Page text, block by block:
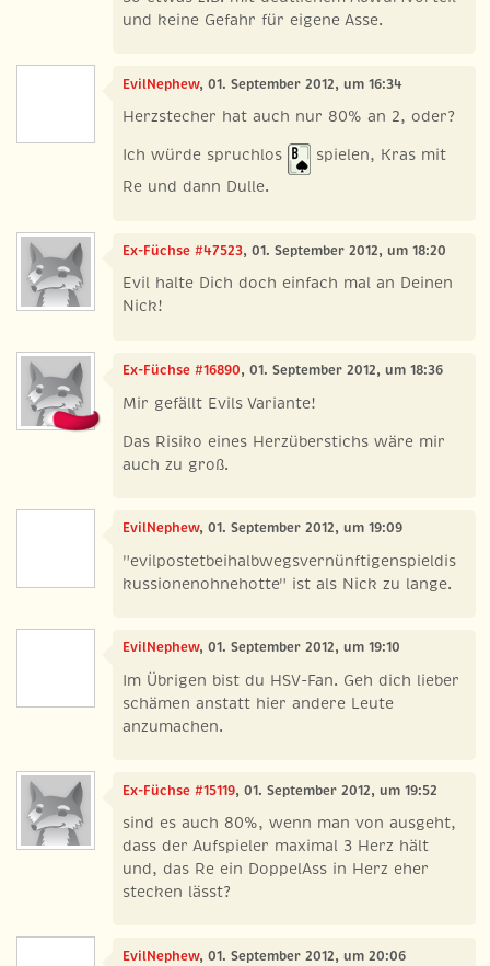
und keine Gefahr für eigene Asse.
EvilNephew, 01. September 2012, um 16:34
Herzstecher hat auch nur 80% an 2, oder?
Ich würde spruchlos
spielen, Kras mit
Re und dann Dulle.
Ex-Füchse #47523, 01. September 2012, um 18:20
Evil halte Dich doch einfach mal an Deinen
Nick!
Ex-Füchse #16890, 01. September 2012, um 18:36
Mir gefällt Evils Variante!
Das Risiko eines Herzüberstichs wäre mir
auch zu groß.
EvilNephew, 01. September 2012, um 19:09
"evilpostetbeihalbwegsvernünftigenspieldis
kussionenohnehotte" ist als Nick zu lange.
EvilNephew, 01. September 2012, um 19:10
Im Übrigen bist du HSV-Fan. Geh dich lieber
schämen anstatt hier andere Leute
anzumachen.
Ex-Füchse #15119, 01. September 2012, um 19:52
sind es auch 80%, wenn man von ausgeht,
dass der Aufspieler maximal 3 Herz hält
und, das Re ein DoppelAss in Herz eher
stecken lässt?
EvilNephew, 01. September 2012, um 20:06